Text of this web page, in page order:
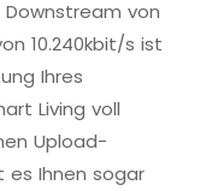
von
10.240kbit/s ist
Ihres
Living voll
Upload-
es Ihnen sogar